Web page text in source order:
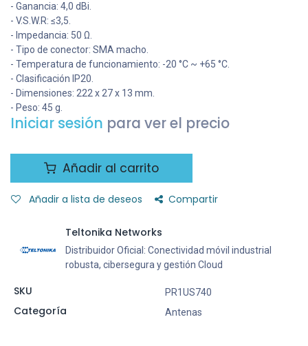
- Ganancia: 4,0 dBi.
- V.S.W.R: ≤3,5.
- Impedancia: 50 Ω.
- Tipo de conector: SMA macho.
- Temperatura de funcionamiento: -20 °C ~ +65 °C.
- Clasificación IP20.
- Dimensiones: 222 x 27 x 13 mm.
- Peso: 45 g.
Iniciar sesión para ver el precio
Añadir al carrito
Añadir a lista de deseos Compartir
Teltonika Networks
Distribuidor Oficial: Conectividad móvil industrial
robusta, cibersegura y gestión Cloud
SKU PR1US740
Categoría Antenas